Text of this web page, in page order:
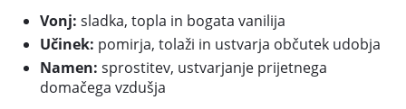
Vonj: sladka, topla in bogata vanilija
Učinek: pomirja, tolaži in ustvarja občutek udobja
Namen: sprostitev, ustvarjanje prijetnega
domačega vzdušja